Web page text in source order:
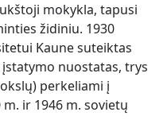
mokykla, tapusi
židiniu. 1930
Kaune suteiktas
nuostatas, trys
perkeliami į
ir 1946 m. sovietų